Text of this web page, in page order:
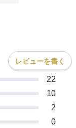
レビューを書く
22
10
2
0